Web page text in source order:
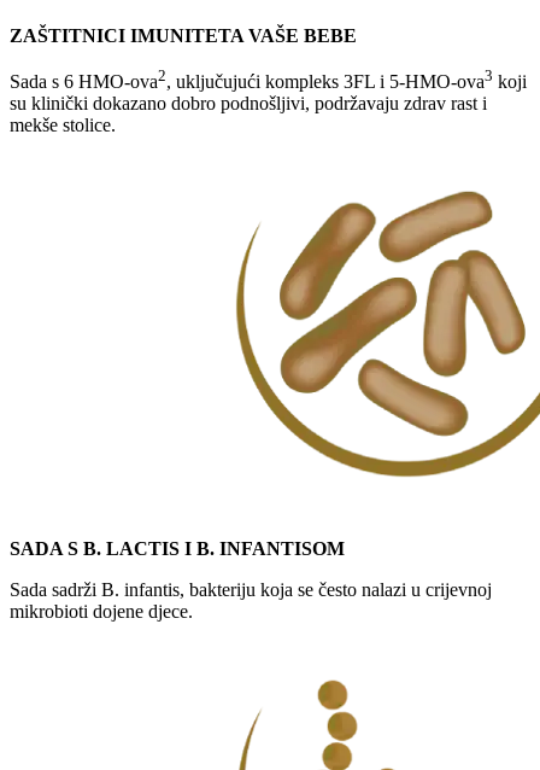
ZAŠTITNICI IMUNITETA VAŠE BEBE ​
Sada s 6 HMO-ova2, uključujući kompleks 3FL i 5-HMO-ova3 koji
su klinički dokazano dobro podnošljivi, podržavaju zdrav rast i
mekše stolice.​
SADA S B. LACTIS I B. INFANTISOM ​
Sada sadrži B. infantis, bakteriju koja se često nalazi u crijevnoj
mikrobioti dojene djece.​